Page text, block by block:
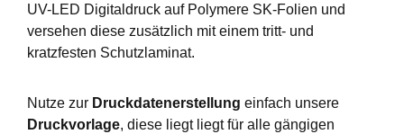
UV-LED Digitaldruck auf Polymere SK-Folien und
versehen diese zusätzlich mit einem tritt- und
kratzfesten Schutzlaminat.
Nutze zur Druckdatenerstellung einfach unsere
Druckvorlage, diese liegt liegt für alle gängigen